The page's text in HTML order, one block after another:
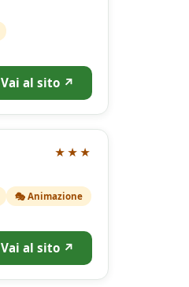
Vai al sito ↗
★★★
🎭 Animazione
Vai al sito ↗